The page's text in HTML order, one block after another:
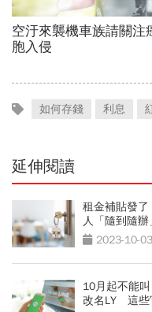
如何存錢 利息
延伸閱讀
租金補貼發
人「隨到隨
2023-10-03
10月起不能
改名LY 這些